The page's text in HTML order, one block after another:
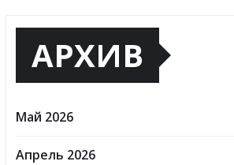
АРХИВ
Май 2026
Апрель 2026